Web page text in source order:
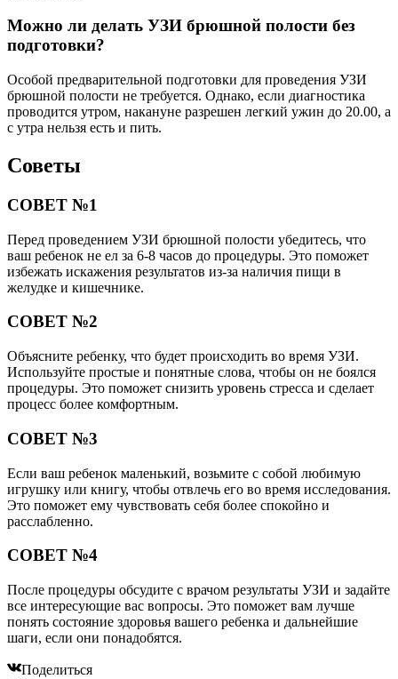
Можно ли делать УЗИ брюшной полости без
подготовки?
Особой предварительной подготовки для проведения УЗИ
брюшной полости не требуется. Однако, если диагностика
проводится утром, накануне разрешен легкий ужин до 20.00, а
с утра нельзя есть и пить.
Советы
СОВЕТ №1
Перед проведением УЗИ брюшной полости убедитесь, что
ваш ребенок не ел за 6-8 часов до процедуры. Это поможет
избежать искажения результатов из-за наличия пищи в
желудке и кишечнике.
СОВЕТ №2
Объясните ребенку, что будет происходить во время УЗИ.
Используйте простые и понятные слова, чтобы он не боялся
процедуры. Это поможет снизить уровень стресса и сделает
процесс более комфортным.
СОВЕТ №3
Если ваш ребенок маленький, возьмите с собой любимую
игрушку или книгу, чтобы отвлечь его во время исследования.
Это поможет ему чувствовать себя более спокойно и
расслабленно.
СОВЕТ №4
После процедуры обсудите с врачом результаты УЗИ и задайте
все интересующие вас вопросы. Это поможет вам лучше
понять состояние здоровья вашего ребенка и дальнейшие
шаги, если они понадобятся.
Поделиться